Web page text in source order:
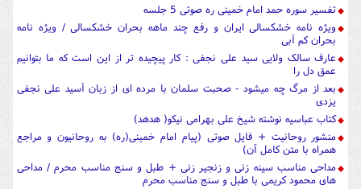
تفسیر سوره حمد امام خمینی ره صوتی 5 جلسه
ویژه نامه خشکسالی ایران و رفع چند ماهه بحران خشکسالی / ویژه نامه
بحران کم آبی
عارف سالک ولایی سید علی نجفی : کار پیچیده تر از این است که ما بتوانیم
عمق دل را
بعد از مرگ چه میشود - صحبت سلمان با مرده ای از زبان آسید علی نجفی
یزدی
کتاب عباسیه نوشته شیخ علی بهرامی نیکو( هدهد)
منشور روحانیت + فایل صوتی (پیام امام خمینی(ره) به روحانیون و مراجع
همراه با متن کامل آن)
مداحی مناسب سینه زنی و زنجیر زنی + طبل و سنج مناسب محرم / مداحی
های محمود کریمی با طبل و سنج مناسب محرم